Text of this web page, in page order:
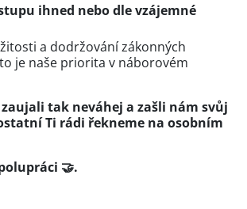
ihned nebo dle vzájemné
a dodržování zákonných
je naše priorita v náborovém
zaujali tak neváhej a zašli nám svůj
Ti rádi řekneme na osobním
🤝.